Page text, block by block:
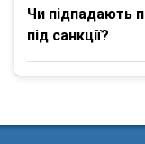
Чи підпадають
під санкції?